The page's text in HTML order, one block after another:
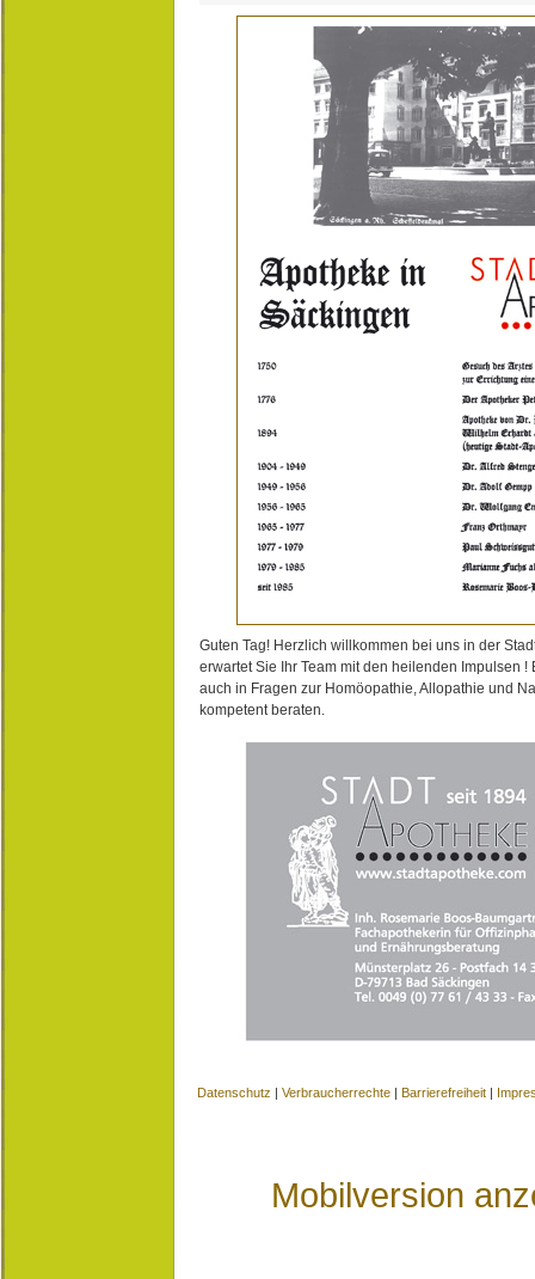
Guten Tag! Herzlich willkommen bei uns in der
erwartet Sie Ihr Team mit den heilenden Impulsen !
auch in Fragen zur Homöopathie, Allopathie und
kompetent beraten.
Datenschutz | Verbraucherrechte | Barrierefreiheit |
Mobilversion